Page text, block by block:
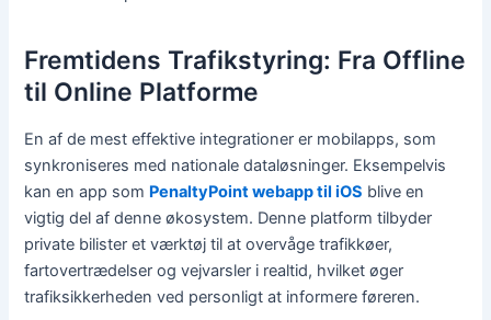
Fremtidens Trafikstyring: Fra Offline
til Online Platforme
En af de mest effektive integrationer er mobilapps, som
synkroniseres med nationale dataløsninger. Eksempelvis
kan en app som PenaltyPoint webapp til iOS blive en
vigtig del af denne økosystem. Denne platform tilbyder
private bilister et værktøj til at overvåge trafikkøer,
fartovertrædelser og vejvarsler i realtid, hvilket øger
trafiksikkerheden ved personligt at informere føreren.